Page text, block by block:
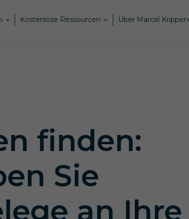
Kostenlose Ressourcen Über Marcel
finden:
Sie
an Ihre